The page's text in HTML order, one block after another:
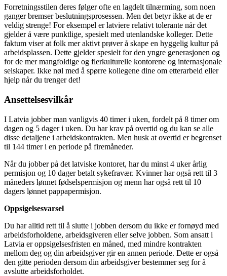
Forretningsstilen deres følger ofte en lagdelt tilnærming, som noen
ganger bremser beslutningsprosessen. Men det betyr ikke at de er
veldig strenge! For eksempel er latviere relativt tolerante når det
gjelder å være punktlige, spesielt med utenlandske kolleger. Dette
faktum viser at folk mer aktivt prøver å skape en hyggelig kultur på
arbeidsplassen. Dette gjelder spesielt for den yngre generasjonen og
for de mer mangfoldige og flerkulturelle kontorene og internasjonale
selskaper. Ikke nøl med å spørre kollegene dine om etterarbeid eller
hjelp når du trenger det!
Ansettelsesvilkår
I Latvia jobber man vanligvis 40 timer i uken, fordelt på 8 timer om
dagen og 5 dager i uken. Du har krav på overtid og du kan se alle
disse detaljene i arbeidskontrakten. Men husk at overtid er begrenset
til 144 timer i en periode på firemåneder.
Når du jobber på det latviske kontoret, har du minst 4 uker årlig
permisjon og 10 dager betalt sykefravær. Kvinner har også rett til 3
måneders lønnet fødselspermisjon og menn har også rett til 10
dagers lønnet pappapermisjon.
Oppsigelsesvarsel
Du har alltid rett til å slutte i jobben dersom du ikke er fornøyd med
arbeidsforholdene, arbeidsgiveren eller selve jobben. Som ansatt i
Latvia er oppsigelsesfristen en måned, med mindre kontrakten
mellom deg og din arbeidsgiver gir en annen periode. Dette er også
den gitte perioden dersom din arbeidsgiver bestemmer seg for å
avslutte arbeidsforholdet.